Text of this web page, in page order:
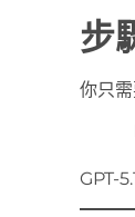
步
你只需
GPT-